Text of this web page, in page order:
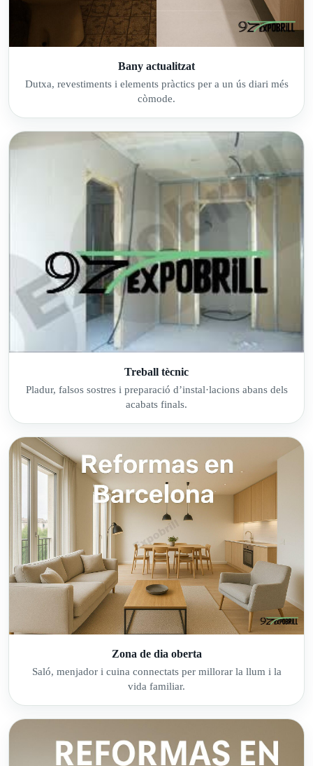
Bany actualitzat
Dutxa, revestiments i elements pràctics per a un ús diari més
còmode.
Treball tècnic
Pladur, falsos sostres i preparació d’instal·lacions abans dels
acabats finals.
Zona de dia oberta
Saló, menjador i cuina connectats per millorar la llum i la
vida familiar.